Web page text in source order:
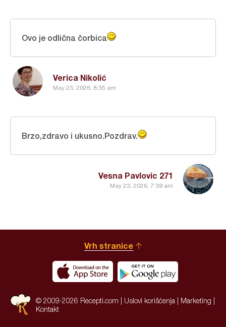
Verica Nikolić
May 23, 2026, 8:35 am
Ovo je odlična čorbica
Vesna Pavlovic 271
May 23, 2026, 7:39 am
Brzo,zdravo i ukusno.Pozdrav.
Vrh stranice
© 2009-2026 Recepti.com | Uslovi korišćenja Marketing
Kontakt